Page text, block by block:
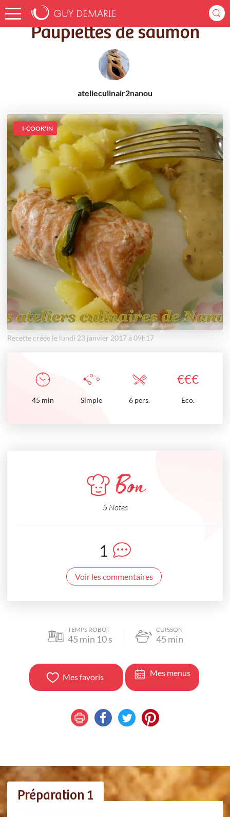
Accueil Recettes Paupiettes de saumon
Paupiettes de saumon
atelieculinair2nanou
I-COOK'IN
Recette créée le lundi 23 janvier 2017 à 09h17
€€€
45 min Simple 6 pers. Eco.
Bon
5 Notes
1
Voir les commentaires
TEMPS ROBOT
45 min 10s
CUISSON
45 min
Mes favoris Mes menus
Préparation 1